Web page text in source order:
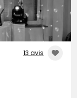
13 avis